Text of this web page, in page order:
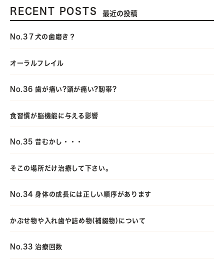
RECENT POSTS 最近の投稿
No.3７犬の歯磨き？
オーラルフレイル
No.36 歯が痛い?頭が痛い?靭帯?
食習慣が脳機能に与える影響
No.35 昔むかし・・・
そこの場所だけ治療して下さい。
No.34 身体の成長には正しい順序があります
かぶせ物や入れ歯や詰め物(補綴物)について
No.33 治療回数